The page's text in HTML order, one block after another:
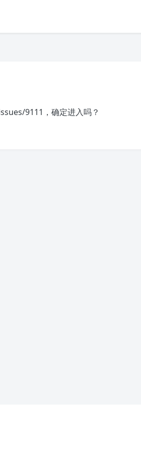
9111 ，确定进入吗？